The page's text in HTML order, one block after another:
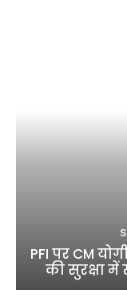
PFI पर CM
की सुरक्षा में